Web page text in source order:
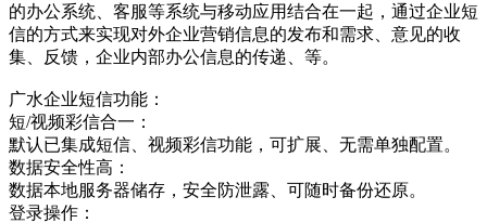
的办公系统、客服等系统与移动应用结合在一起，通过企业短
信的方式来实现对外企业营销信息的发布和需求、意见的收
集、反馈，企业内部办公信息的传递、等。
广水企业短信功能：
短/视频彩信合一：
默认已集成短信、视频彩信功能，可扩展、无需单独配置。
数据安全性高：
数据本地服务器储存，安全防泄露、可随时备份还原。
登录操作：